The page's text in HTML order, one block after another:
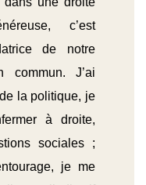
c’est
de notre
J’ai
la politique, je
à droite,
sociales ;
je me